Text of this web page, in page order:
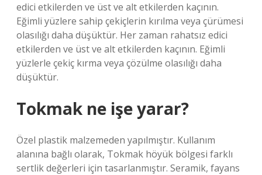
edici etkilerden ve üst ve alt etkilerden kaçının.
Eğimli yüzlere sahip çekiçlerin kırılma veya çürümesi
olasılığı daha düşüktür. Her zaman rahatsız edici
etkilerden ve üst ve alt etkilerden kaçının. Eğimli
yüzlerle çekiç kırma veya çözülme olasılığı daha
düşüktür.
Tokmak ne işe yarar?
Özel plastik malzemeden yapılmıştır. Kullanım
alanına bağlı olarak, Tokmak höyük bölgesi farklı
sertlik değerleri için tasarlanmıştır. Seramik, fayans